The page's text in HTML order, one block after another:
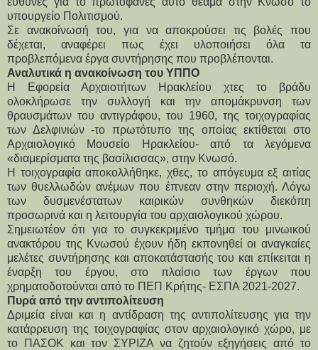
υπουργείο Πολιτισμού.
Σε ανακοίνωσή του, για να αποκρούσει τις βολές που
δέχεται, αναφέρει πως έχει υλοποιήσει όλα τα
προβλεπόμενα έργα συντήρησης που προβλέπονται.
Αναλυτικά η ανακοίνωση του ΥΠΠΟ
Η Εφορεία Αρχαιοτήτων Ηρακλείου χτες το βράδυ
ολοκλήρωσε την συλλογή και την απομάκρυνση των
θραυσμάτων του αντιγράφου, του 1960, της τοιχογραφίας
των Δελφινιών -το πρωτότυπο της οποίας εκτίθεται στο
Αρχαιολογικό Μουσείο Ηρακλείου- από τα λεγόμενα
«διαμερίσματα της βασίλισσας», στην Κνωσό.
Η τοιχογραφία αποκολλήθηκε, χθες, το απόγευμα εξ αιτίας
των θυελλωδών ανέμων που έπνεαν στην περιοχή. Λόγω
των δυσμενέστατων καιρικών συνθηκών διεκόπη
προσωρινά και η λειτουργία του αρχαιολογικού χώρου.
Σημειωτέον ότι για το συγκεκριμένο τμήμα του μινωικού
ανακτόρου της Κνωσού έχουν ήδη εκπονηθεί οι αναγκαίες
μελέτες συντήρησης και αποκατάστασής του και επίκειται η
έναρξη του έργου, στο πλαίσιο των έργων που
χρηματοδοτούνται από το ΠΕΠ Κρήτης- ΕΣΠΑ 2021-2027.
Πυρά από την αντιπολίτευση
Δριμεία είναι και η αντίδραση της αντιπολίτευσης για την
κατάρρευση της τοιχογραφίας στον αρχαιολογικό χώρο, με
το ΠΑΣΟΚ και τον ΣΥΡΙΖΑ να ζητούν εξηγήσεις από το